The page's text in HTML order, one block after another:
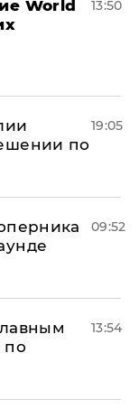
World
13:50
по
19:05
09:52
по
13:54